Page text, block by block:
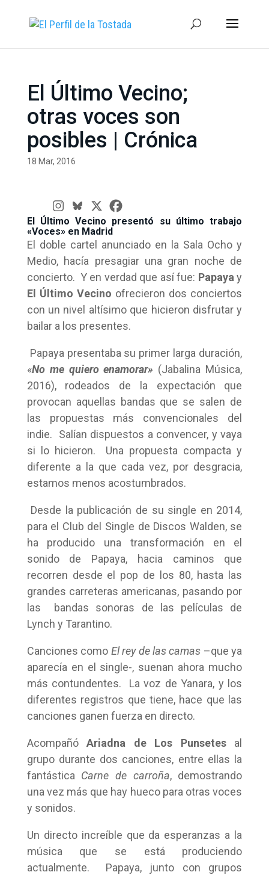
El Último Vecino;
otras voces son
posibles | Crónica
18 Mar, 2016
El Último Vecino presentó su último trabajo
«Voces» en Madrid
El doble cartel anunciado en la Sala Ocho y
Medio, hacía presagiar una gran noche de
concierto. Y en verdad que así fue: Papaya y
El Último Vecino ofrecieron dos conciertos
con un nivel altísimo que hicieron disfrutar y
bailar a los presentes.
Papaya presentaba su primer larga duración,
«No me quiero enamorar» (Jabalina Música,
2016), rodeados de la expectación que
provocan aquellas bandas que se salen de
las propuestas más convencionales del
indie. Salían dispuestos a convencer, y vaya
si lo hicieron. Una propuesta compacta y
diferente a la que cada vez, por desgracia,
estamos menos acostumbrados.
Desde la publicación de su single en 2014,
para el Club del Single de Discos Walden, se
ha producido una transformación en el
sonido de Papaya, hacia caminos que
recorren desde el pop de los 80, hasta las
grandes carreteras americanas, pasando por
las bandas sonoras de las películas de
Lynch y Tarantino.
Canciones como El rey de las camas –que ya
aparecía en el single-, suenan ahora mucho
más contundentes. La voz de Yanara, y los
diferentes registros que tiene, hace que las
canciones ganen fuerza en directo.
AcompañóAriadna de Los Punsetesal
grupo durante dos canciones, entre ellas la
fantástica Carne de carroña, demostrando
una vez más que hay hueco para otras voces
y sonidos.
Un directo increíble que da esperanzas a la
música que se está produciendo
actualmente. Papaya, junto con grupos